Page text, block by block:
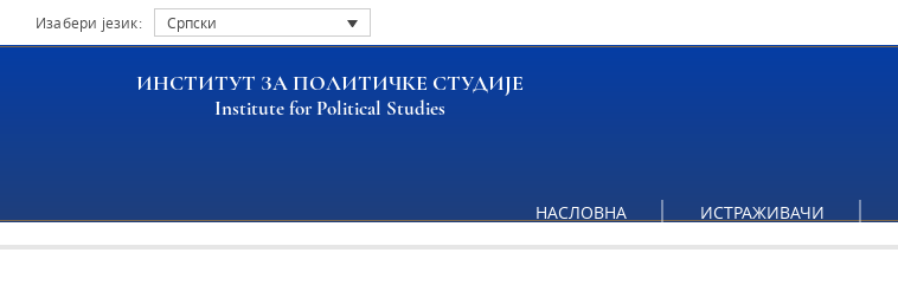
Изабери језик: Српски
ИНСТИТУТ ЗА ПОЛИТИЧКЕ СТУДИЈЕ
Institute for Political Studies
НАСЛОВНА ИСТРАЖИВАЧИ